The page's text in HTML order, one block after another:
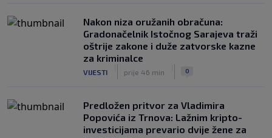
Nakon niza oružanih obračuna:
Gradonačelnik Istočnog Sarajeva traži
oštrije zakone i duže zatvorske kazne
za kriminalce
VIJESTI prije 46 min 0
Predložen pritvor za Vladimira
Popovića iz Trnova: Lažnim kripto-
investicijama prevario dvije žene za